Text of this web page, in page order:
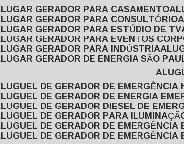
ALUGAR GERADOR PARA CASAMENTO
ALUGAR GERADOR PARA CONSULTÓRIO
ALUGAR GERADOR PARA ESTÚDIO DE TV
ALUGAR GERADOR PARA EVENTOS
ALUGAR GERADOR PARA INDÚSTRIA
ALUGAR GERADOR DE ENERGIA SÃO
ALUGUEL DE GERADOR DE
ALUGUEL DE GERADOR DE ENERGIA
ALUGUEL DE GERADOR DIESEL DE
ALUGUEL DE GERADOR PARA
ALUGUEL DE GERADOR DE
ALUGUEL DE GERADOR DE